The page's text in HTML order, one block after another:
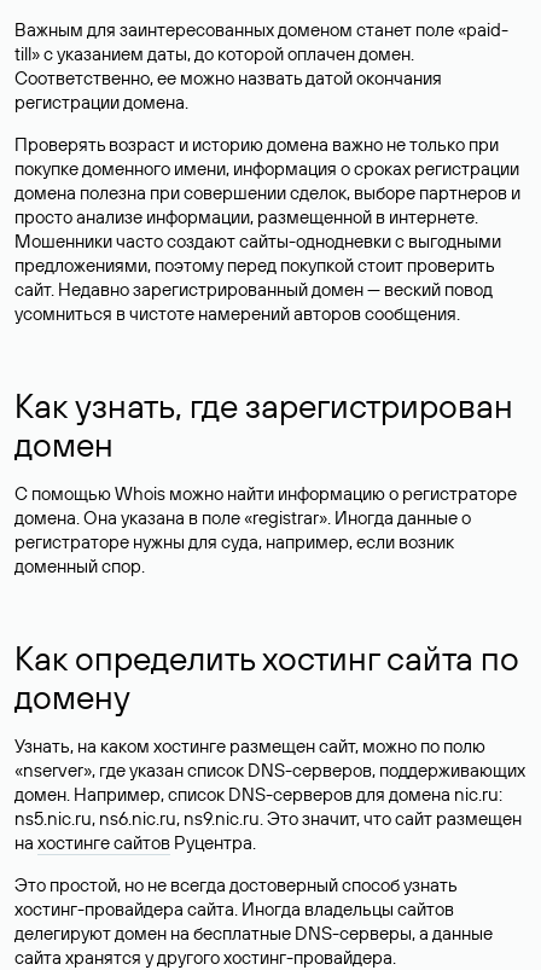
Важным для заинтересованных доменом станет поле «paid-
till» с указанием даты, до которой оплачен домен.
Соответственно, ее можно назвать датой окончания
регистрации домена.
Проверять возраст и историю домена важно не только при
покупке доменного имени, информация о сроках регистрации
домена полезна при совершении сделок, выборе партнеров и
просто анализе информации, размещенной в интернете.
Мошенники часто создают сайты-однодневки с выгодными
предложениями, поэтому перед покупкой стоит проверить
сайт. Недавно зарегистрированный домен — веский повод
усомниться в чистоте намерений авторов сообщения.
Как узнать, где зарегистрирован
домен
С помощью Whois можно найти информацию о регистраторе
домена. Она указана в поле «registrar». Иногда данные о
регистраторе нужны для суда, например, если возник
доменный спор.
Как определить хостинг сайта по
домену
Узнать, на каком хостинге размещен сайт, можно по полю
«nserver», где указан список DNS-серверов, поддерживающих
домен. Например, список DNS-серверов для домена nic.ru:
ns5.nic.ru, ns6.nic.ru, ns9.nic.ru. Это значит, что сайт размещен
на хостинге сайтов Руцентра.
Это простой, но не всегда достоверный способ узнать
хостинг-провайдера сайта. Иногда владельцы сайтов
делегируют домен на бесплатные DNS-серверы, а данные
сайта хранятся у другого хостинг-провайдера.